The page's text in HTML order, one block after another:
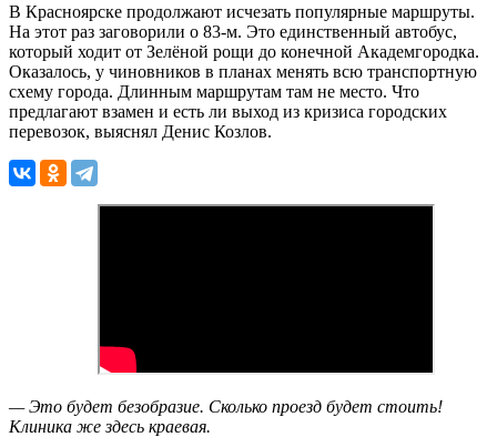
В Красноярске продолжают исчезать популярные маршруты.
На этот раз заговорили о 83-м. Это единственный автобус,
который ходит от Зелёной рощи до конечной Академгородка.
Оказалось, у чиновников в планах менять всю транспортную
схему города. Длинным маршрутам там не место. Что
предлагают взамен и есть ли выход из кризиса городских
перевозок, выяснял Денис Козлов.
— Это будет безобразие. Сколько проезд будет стоить!
Клиника же здесь краевая.